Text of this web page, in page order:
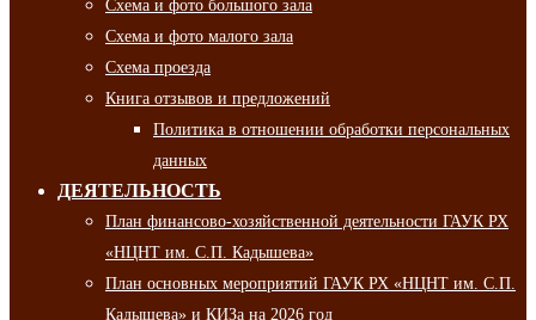
Схема и фото большого зала
Схема и фото малого зала
Схема проезда
Книга отзывов и предложений
Политика в отношении обработки персональных
данных
ДЕЯТЕЛЬНОСТЬ
План финансово-хозяйственной деятельности ГАУК РХ
«НЦНТ им. С.П. Кадышева»
План основных мероприятий ГАУК РХ «НЦНТ им. С.П.
Кадышева» и КИЗа на 2026 год